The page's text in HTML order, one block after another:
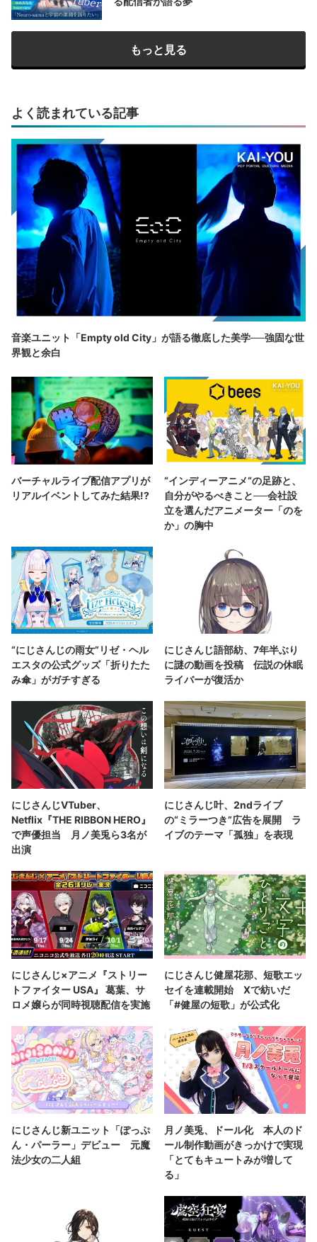
もっと見る
よく読まれている記事
音楽ユニット「Empty old City」が語る徹底した美学──強固な世
界観と余白
バーチャルライブ配信アプリが
リアルイベントしてみた結果!?
“インディーアニメ“の足跡と、
自分がやるべきこと──会社設
立を選んだアニメーター「のを
か」の胸中
“にじさんじの雨女”リゼ・ヘル
エスタの公式グッズ「折りたた
み傘」がガチすぎる
にじさんじ語部紡、7年半ぶり
に謎の動画を投稿 伝説の休眠
ライバーが復活か
にじさんじVTuber、
Netflix『THE RIBBON HERO』
で声優担当 月ノ美兎ら3名が
出演
にじさんじ叶、2ndライブ
の“ミラーつき”広告を展開 ラ
イブのテーマ「孤独」を表現
にじさんじ×アニメ『ストリー
トファイター USA』 葛葉、サ
ロメ嬢らが同時視聴配信を実施
にじさんじ健屋花那、短歌エッ
セイを連載開始 Xで紡いだ
「#健屋の短歌」が公式化
にじさんじ新ユニット「ぽっぷ
ん・パーラー」デビュー 元魔
法少女の二人組
月ノ美兎、ドール化 本人のド
ール制作動画がきっかけで実現
「とてもキュートみが増して
る」